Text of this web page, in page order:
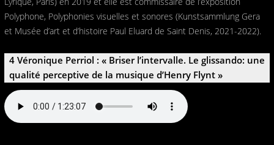
Polyphone, Polyphonies visuelles et sonores (Kunstsammlung Gera
et Musée d’art et d’histoire Paul Eluard de Saint Denis, 2021-2022).
4 Véronique Perriol : « Briser l’intervalle. Le glissando: une
qualité perceptive de la musique d’Henry Flynt »